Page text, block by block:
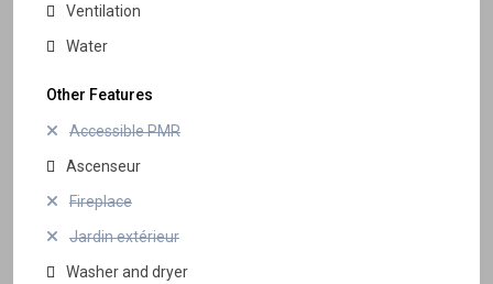
Ventilation
Water
Other Features
Accessible PMR
Ascenseur
Fireplace
Jardin extérieur
Washer and dryer